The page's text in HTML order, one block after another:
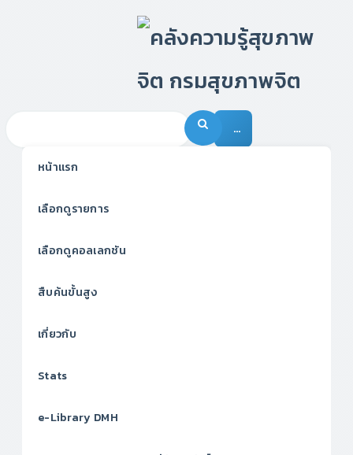
…
หน้าแรก
เลือกดูรายการ
เลือกดูคอลเลกชัน
สืบค้นขั้นสูง
เกี่ยวกับ
Stats
e-Library DMH